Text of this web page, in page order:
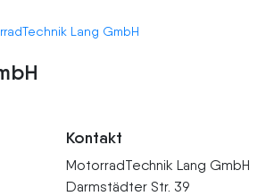
Lang GmbH
Kontakt
MotorradTechnik Lang GmbH
Darmstädter Str. 39